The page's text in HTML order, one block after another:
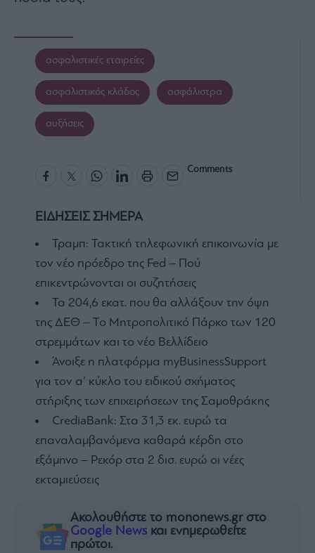
ασφαλιστικές εταιρείες
ασφαλιστικός κλάδος ασφάλιστρα
αυξήσεις
Comments
ΕΙΔΗΣΕΙΣ ΣΗΜΕΡΑ
Τραμπ: Τακτική τηλεφωνική επικοινωνία με
τον νέο πρόεδρο της Fed – Πού
επικεντρώνονται οι συζητήσεις
Τα 204,6 εκατ. που θα αλλάξουν την όψη
της ΔΕΘ – Το Μητροπολιτικό Πάρκο των 120
στρεμμάτων και το νέο Βελλίδειο
Άνοιξε η πλατφόρμα myBusinessSupport
για τον α’ κύκλο του ειδικού σχήματος
στήριξης των επιχειρήσεων της Σαμοθράκης
CrediaBank: Στα 31,3 εκ. ευρώ τα
επαναλαμβανόμενα καθαρά κέρδη στο
εξάμηνο – Ρεκόρ στα 2 δισ. ευρώ οι νέες
εκταμιεύσεις
Ακολουθήστε το mononews.gr στο
Google News και ενημερωθείτε
πρώτοι.